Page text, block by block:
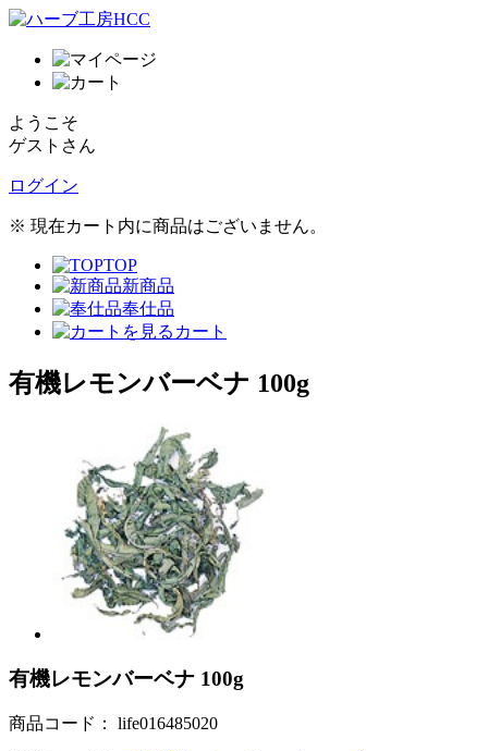
ようこそ
ゲストさん
ログイン
※ 現在カート内に商品はございません。
TOP
新商品
奉仕品
カート
有機レモンバーベナ 100g
有機レモンバーベナ 100g
商品コード： life016485020